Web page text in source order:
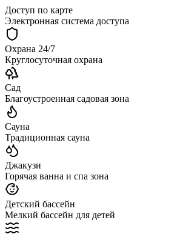
Доступ по карте
Электронная система доступа
Охрана 24/7
Круглосуточная охрана
Сад
Благоустроенная садовая зона
Сауна
Традиционная сауна
Джакузи
Горячая ванна и спа зона
Детский бассейн
Мелкий бассейн для детей